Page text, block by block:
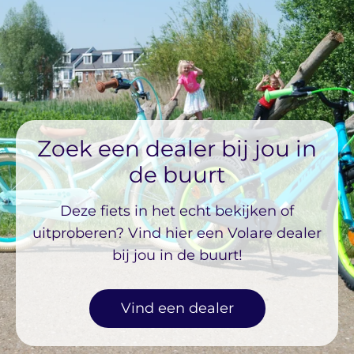
Zoek een dealer bij jou in
de buurt
Deze fiets in het echt bekijken of
uitproberen? Vind hier een Volare dealer
bij jou in de buurt!
Vind een dealer